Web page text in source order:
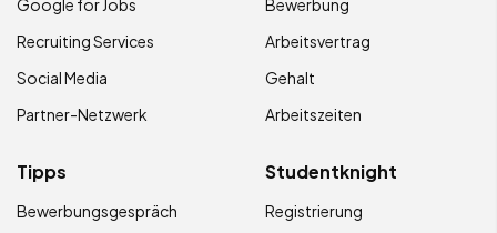
Recruiting Services
Social Media
Partner-Netzwerk
Arbeitsvertrag
Gehalt
Arbeitszeiten
Tipps
Bewerbungsgespräch
Studentknight
Registrierung